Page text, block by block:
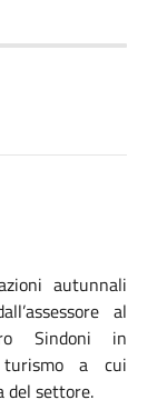
autunnali
al
Sindoni in
a cui
del settore.